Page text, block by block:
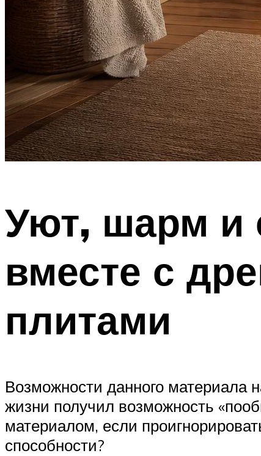
Уют, шарм и
вместе с
плитами
Возможности данного материала
жизни получил возможность
материалом, если
способности?